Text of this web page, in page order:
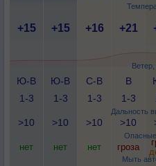
Дальность
Мыть
+15 +15 +16 +21
Ю-В
1-3
Ю-В
1-3
С-В
1-3
В
1-3
>10 >10 >10 >10
нет нет нет гроза